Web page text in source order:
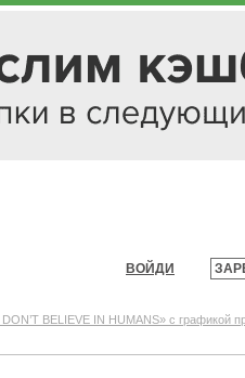
ВОЙДИ
BELIEVE IN HUMANS» с графикой